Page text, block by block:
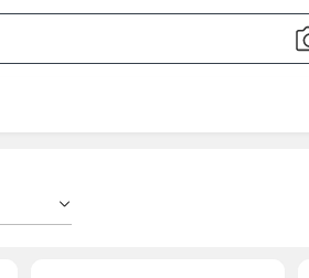
Bar